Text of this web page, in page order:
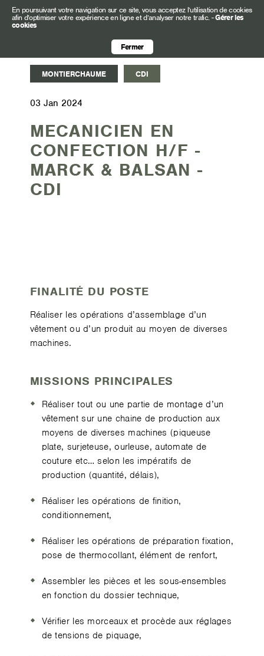
En poursuivant votre navigation sur ce site, vous acceptez l’utilisation de cookies
afin d’optimiser votre expérience en ligne et d’analyser notre trafic.-Gérer les
cookies
Fermer
MONTIERCHAUME CDI
03 Jan 2024
MECANICIEN EN
CONFECTION H/F -
MARCK & BALSAN -
CDI
FINALITÉ DU POSTE
Réaliser les opérations d’assemblage d’un
vêtement ou d’un produit au moyen de diverses
machines.
MISSIONS PRINCIPALES
Réaliser tout ou une partie de montage d’un
vêtement sur une chaine de production aux
moyens de diverses machines (piqueuse
plate, surjeteuse, ourleuse, automate de
couture etc… selon les impératifs de
production (quantité, délais),
Réaliser les opérations de finition,
conditionnement,
Réaliser les opérations de préparation fixation,
pose de thermocollant, élément de renfort,
Assembler les pièces et les sous-ensembles
en fonction du dossier technique,
Vérifier les morceaux et procède aux réglages
de tensions de piquage,